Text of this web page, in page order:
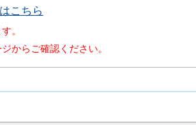
こちら
。
からご確認ください。